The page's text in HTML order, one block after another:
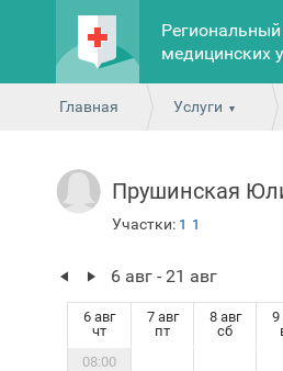
Региональный
медицинских
Главная Услуги
Прушинская
Участки: 1 1
6 авг - 21 авг
6 авг
чт
7 авг
пт
8 авг
сб
9
08:00